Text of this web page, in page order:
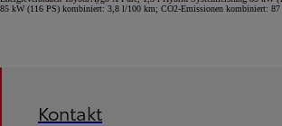
85 kW (116 PS) kombiniert: 3,8 l/100 km; CO2-Emissionen kombiniert: 87
Kontakt